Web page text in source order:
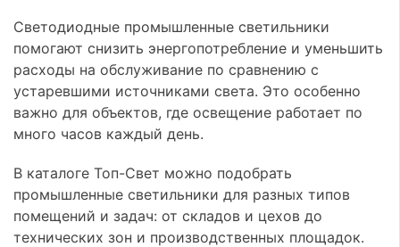
Светодиодные промышленные светильники
помогают снизить энергопотребление и уменьшить
расходы на обслуживание по сравнению с
устаревшими источниками света. Это особенно
важно для объектов, где освещение работает по
много часов каждый день.
В каталоге Топ-Свет можно подобрать
промышленные светильники для разных типов
помещений и задач: от складов и цехов до
технических зон и производственных площадок.